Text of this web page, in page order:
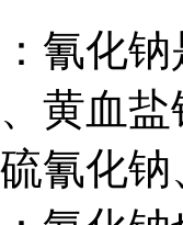
氰化
黄血盐
氰化